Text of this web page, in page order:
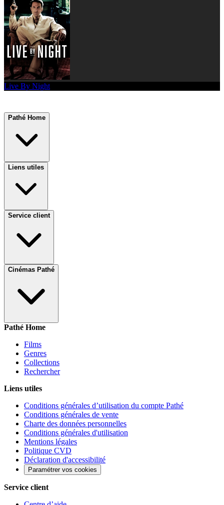
Live By Night
Pathé Home
Liens utiles
Service client
Cinémas Pathé
Pathé Home
Films
Genres
Collections
Rechercher
Liens utiles
Conditions générales d’utilisation du compte Pathé
Conditions générales de vente
Charte des données personnelles
Conditions générales d'utilisation
Mentions légales
Politique CVD
Déclaration d'accessibilité
Paramétrer vos cookies
Service client